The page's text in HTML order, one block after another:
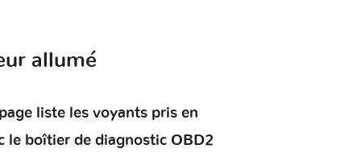
allumé
liste les voyants pris en
le boîtier de diagnostic OBD2